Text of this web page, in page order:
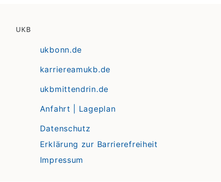
UKB
ukbonn.de
karriereamukb.de
ukbmittendrin.de
Anfahrt | Lageplan
Datenschutz
Erklärung zur Barrierefreiheit
Impressum